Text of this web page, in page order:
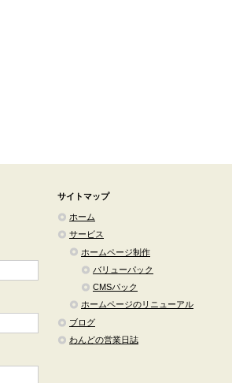
サイトマップ
ホーム
サービス
ホームページ制作
バリューパック
CMSパック
ホームページのリニューアル
ブログ
わんどの営業日誌